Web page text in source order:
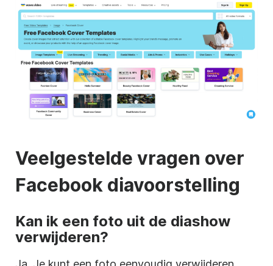
Veelgestelde vragen over
Facebook diavoorstelling
Kan ik een foto uit de diashow
verwijderen?